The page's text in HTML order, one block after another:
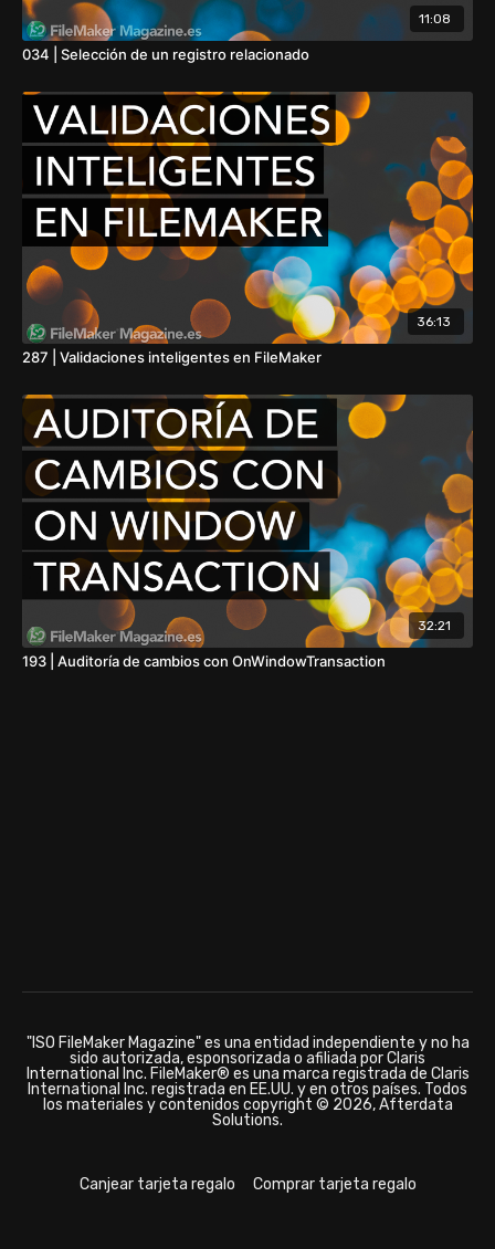
11:08
034 | Selección de un registro relacionado
36:13
287 | Validaciones inteligentes en FileMaker
32:21
193 | Auditoría de cambios con OnWindowTransaction
"ISO FileMaker Magazine" es una entidad independiente y no ha
sido autorizada, esponsorizada o afiliada por Claris
International Inc. FileMaker® es una marca registrada de Claris
International Inc. registrada en EE.UU. y en otros países. Todos
los materiales y contenidos copyright © 2026, Afterdata
Solutions.
Canjear tarjeta regalo Comprar tarjeta regalo